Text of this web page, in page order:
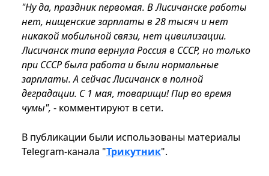
"Ну да, праздник первомая. В Лисичанске работы
нет, нищенские зарплаты в 28 тысяч и нет
никакой мобильной связи, нет цивилизации.
Лисичанск типа вернула Россия в СССР, но только
при СССР была работа и были нормальные
зарплаты. А сейчас Лисичанск в полной
деградации. С 1 мая, товарищи! Пир во время
чумы", - комментируют в сети.
В публикации были использованы материалы
Telegram-канала "Трикутник".